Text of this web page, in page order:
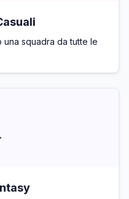
una squadra da tutte le